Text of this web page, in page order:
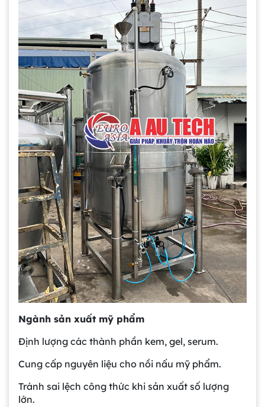
Ngành sản xuất mỹ phẩm
Định lượng các thành phần kem, gel, serum.
Cung cấp nguyên liệu cho nồi nấu mỹ phẩm.
Tránh sai lệch công thức khi sản xuất số lượng
lớn.